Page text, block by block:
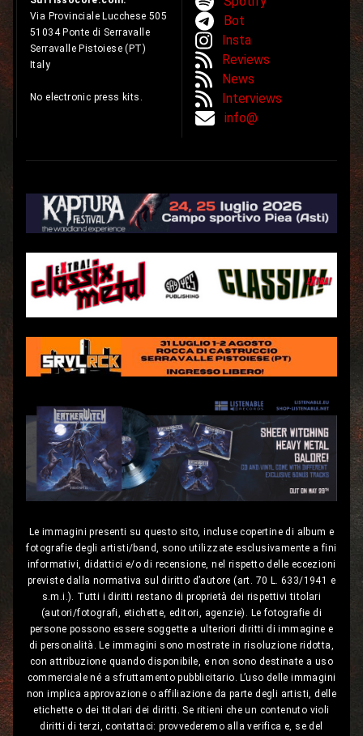
Via Provinciale Lucchese 505
51034 Ponte di Serravalle
Serravalle Pistoiese (PT)
Italy
No electronic press kits.
Bot
Insta
Reviews
News
Interviews
info@
Le immagini presenti su questo sito, incluse copertine di album e
fotografie degli artisti/band, sono utilizzate esclusivamente a fini
informativi, didattici e/o di recensione, nel rispetto delle eccezioni
previste dalla normativa sul diritto d’autore (art. 70 L. 633/1941 e
s.m.i.). Tutti i diritti restano di proprietà dei rispettivi titolari
(autori/fotografi, etichette, editori, agenzie). Le fotografie di
persone possono essere soggette a ulteriori diritti di immagine e
di personalità. Le immagini sono mostrate in risoluzione ridotta,
con attribuzione quando disponibile, e non sono destinate a uso
commerciale né a sfruttamento pubblicitario. L’uso delle immagini
non implica approvazione o affiliazione da parte degli artisti, delle
etichette o dei titolari dei diritti. Se ritieni che un contenuto violi
diritti di terzi, contattaci: provvederemo alla verifica e, se del